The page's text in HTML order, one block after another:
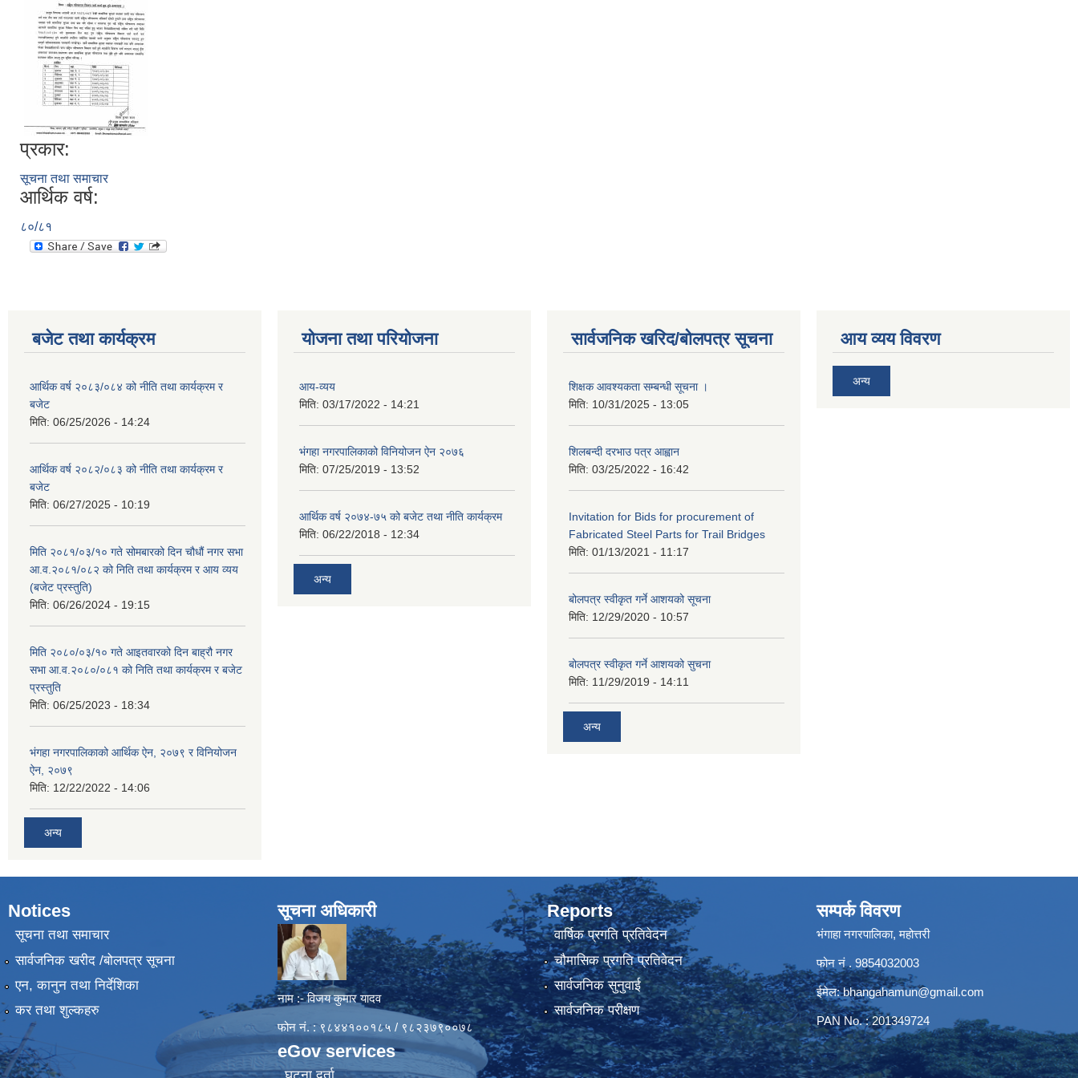
प्रकार:
सूचना तथा समाचार
आर्थिक वर्ष:
८०/८१
बजेट तथा कार्यक्रम
आर्थिक वर्ष २०८३/०८४ को नीति तथा कार्यक्रम र
बजेट
मिति: 06/25/2026 - 14:24
आर्थिक वर्ष २०८२/०८३ को नीति तथा कार्यक्रम र
बजेट
मिति: 06/27/2025 - 10:19
मिति २०८१/०३/१० गते सोमबारको दिन चौधौं नगर सभा
आ.व.२०८१/०८२ को निति तथा कार्यक्रम र आय व्यय
(बजेट प्रस्तुति)
मिति: 06/26/2024 - 19:15
मिति २०८०/०३/१० गते आइतवारको दिन बाह्रौ नगर
सभा आ.व.२०८०/०८१ को निति तथा कार्यक्रम र बजेट
प्रस्तुति
मिति: 06/25/2023 - 18:34
भंगहा नगरपालिकाको आर्थिक ऐन, २०७९ र विनियोजन
ऐन, २०७९
मिति: 12/22/2022 - 14:06
अन्य
योजना तथा परियोजना
आय-व्यय
मिति: 03/17/2022 - 14:21
भंगहा नगरपालिकाको विनियोजन ऐन २०७६
मिति: 07/25/2019 - 13:52
आर्थिक वर्ष २०७४-७५ को बजेट तथा नीति कार्यक्रम
मिति: 06/22/2018 - 12:34
अन्य
सार्वजनिक खरिद/बोलपत्र सूचना
शिक्षक आवश्यकता सम्बन्धी सूचना ।
मिति: 10/31/2025 - 13:05
शिलबन्दी दरभाउ पत्र आह्वान
मिति: 03/25/2022 - 16:42
Invitation for Bids for procurement of
Fabricated Steel Parts for Trail Bridges
मिति: 01/13/2021 - 11:17
बोलपत्र स्वीकृत गर्ने आशयको सूचना
मिति: 12/29/2020 - 10:57
बोलपत्र स्वीकृत गर्ने आशयको सुचना
मिति: 11/29/2019 - 14:11
अन्य
आय व्यय विवरण
अन्य
Notices
सूचना तथा समाचार
सार्वजनिक खरीद /बोलपत्र सूचना
एन, कानुन तथा निर्देशिका
कर तथा शुल्कहरु
सूचना अधिकारी
नाम :- विजय कुमार यादव
फोन नं. : ९८४४१००१८५ / ९८२३७९००७८
eGov services
Reports
वार्षिक प्रगति प्रतिवेदन
चौमासिक प्रगति प्रतिवेदन
सार्वजनिक सुनुवाई
सार्वजनिक परीक्षण
सम्पर्क विवरण
भंगाहा नगरपालिका, महोत्तरी
फोन नं . 9854032003
ईमेल:bhangahamun@gmail.com
PAN No. : 201349724